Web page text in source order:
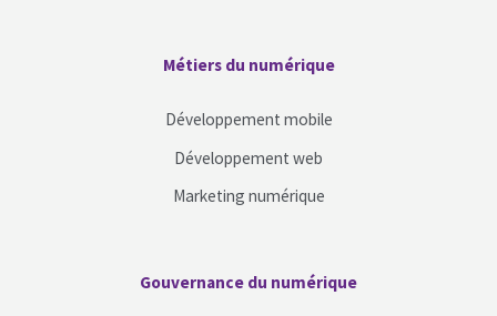
Passer Métiers du numériqueMétiers du numérique
Développement mobile
Développement web
Marketing numérique
Passer Gouvernance du numérique
Gouvernance du numérique